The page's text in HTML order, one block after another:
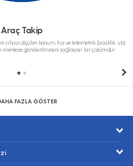
Araç Takip
cihazı ölçülen konum, hız ve telemetrik (sıcaklık, vb)
gönderilmesini sağlayan bir çözümdür.
FAZLA GÖSTER